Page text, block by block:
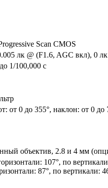
Scan CMOS
лк @ (F1.6, AGC вкл), 0
1/100,000 с
от 0 до 355°, наклон: от 0 до
объектив, 2.8 и 4 мм
107°, по
87°, по вертикали: